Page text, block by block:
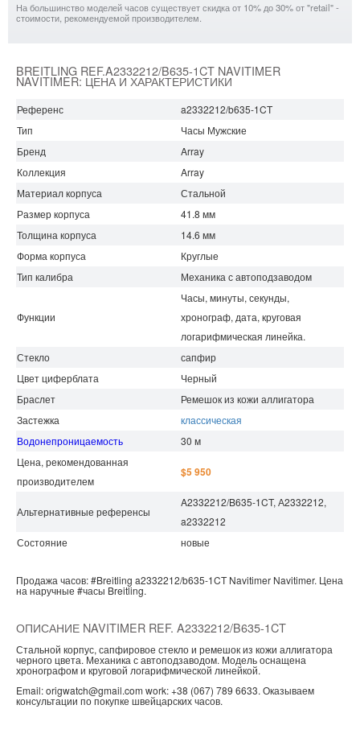
На большинство моделей часов существует скидка от 10% до 30% от "retail" -
стоимости, рекомендуемой производителем.
BREITLING REF.A2332212/B635-1CT NAVITIMER
NAVITIMER: ЦЕНА И ХАРАКТЕРИСТИКИ
Референс
a2332212/b635-1CT
Тип
Часы Мужские
Бренд
Array
Коллекция
Array
Материал корпуса
Стальной
Размер корпуса
41.8 мм
Толщина корпуса
14.6 мм
Форма корпуса
Круглые
Тип калибра
Механика с автоподзаводом
Функции
Часы, минуты, секунды,
хронограф, дата, круговая
логарифмическая линейка.
Стекло
сапфир
Цвет циферблата
Черный
Браслет
Ремешок из кожи аллигатора
Застежка
классическая
Водонепроницаемость
30 м
Цена, рекомендованная
производителем
$5 950
Альтернативные референсы
A2332212/B635-1CT, А2332212,
a2332212
Состояние
новые
Продажа часов:#Breitling a2332212/b635-1CT Navitimer Navitimer. Цена
на наручные #часы Breitling.
ОПИСАНИЕ NAVITIMER REF. A2332212/B635-1CT
Стальной корпус, сапфировое стекло и ремешок из кожи аллигатора
черного цвета. Механика с автоподзаводом. Модель оснащена
хронографом и круговой логарифмической линейкой.
Email: origwatch@gmail.com work: +38 (067) 789 6633. Оказываем
консультации по покупке швейцарских часов.